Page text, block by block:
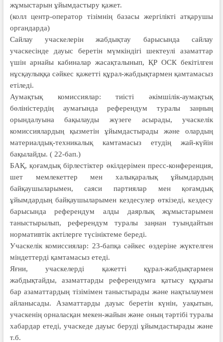
жұмыстарын ұйымдастыру қажет.
(колл центр-оператор тізімнің базасы жергілікті атқарушы
органдарда)
Сайлау учаскелерін жабдықтау барысында сайлау
учаскесінде дауыс беретін мүмкіндігі шектеулі азаматтар
үшін арнайы кабиналар жасақталынып, ҚР ОСК бекітілген
нұсқаулыққа сәйкес қажетті құрал-жабдықтармен қамтамасыз
етіледі.
Аумақтық комиссиялар: тиісті әкімшілік-аумақтық
бөліністердің аумағында референдум туралы заңның
орындалуына бақылауды жүзеге асырады, учаскелік
комиссиялардың қызметін ұйымдастырады және олардың
материалдық-техникалық камтамасыз етудің жай-күйін
бақылайды. ( 22-бап.)
БАҚ, қоғамдық бірлестіктер өкілдерімен пресс-конференция,
шет мемлекеттер мен халықаралық ұйымдардың
байқаушыларымен, саяси партиялар мен қоғамдық
ұйымдардың байқаушыларымен кездесулер өткізеді, кездесу
барысында референдум алды даярлық жұмыстарымен
таныстырылып, референдум туралы заңнан туындайтын
нормативтік актілерге түсініктеме береді.
Учаскелік комиссиялар: 23-бапқа сәйкес өздеріне жүктелген
міндеттерді қамтамасыз етеді.
Яғни, учаскелерді қажетті құрал-жабдықтармен
жабдықтайды, азаматтарды референдумға қатысу құқығы
бар азаматтардың тізімімен таныстырады және нақтылаумен
айланысады. Азаматтарды дауыс беретін күнін, уақытын,
учаскенің орналасқан мекен-жайын және оның тәртібі туралы
хабардар етеді, учаскеде дауыс беруді ұйымдастырады және
т.б.